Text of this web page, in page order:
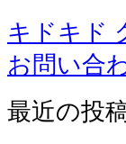
キドキド
お問い合
最近の投